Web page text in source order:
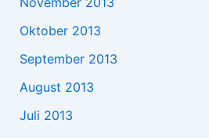
Oktober 2013
September 2013
August 2013
Juli 2013